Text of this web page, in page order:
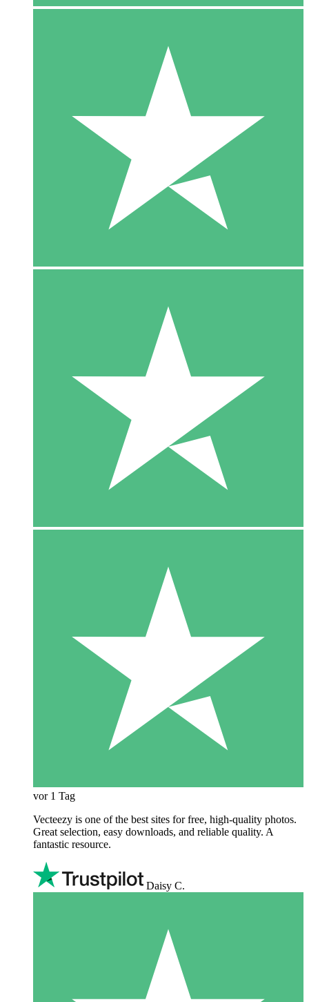
vor 1 Tag
Vecteezy is one of the best sites for free, high‑quality photos.
Great selection, easy downloads, and reliable quality. A
fantastic resource.
Daisy C.